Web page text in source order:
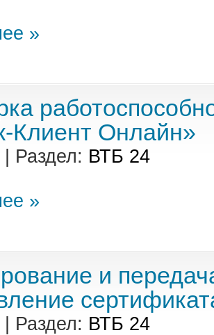
»
Клиент Онлайн»
Раздел: ВТБ 24
»
и
Раздел: ВТБ 24